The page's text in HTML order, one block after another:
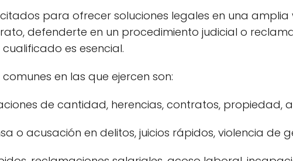
para ofrecer soluciones legales en una amplia
defenderte en un procedimiento judicial o
es esencial.
en las que ejercen son:
de cantidad, herencias, contratos, propiedad,
o acusación en delitos, juicios rápidos, violencia de